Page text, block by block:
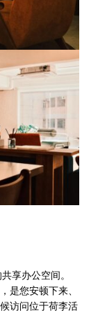
享办公空间。
是您安顿下来、
访问位于荷李活